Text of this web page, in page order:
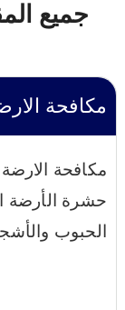
جميع
مكافحة
حشرة الأرضة
الحبوب